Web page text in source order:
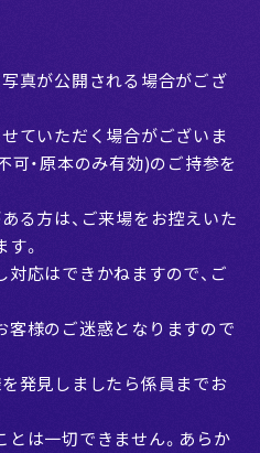
真が公開される場合がござ
ていただく場合がございま
可・原本のみ有効)のご持参を
る方は、ご来場をお控えいた
。
応はできかねますので、ご
様のご迷惑となりますので
発見しましたら係員までお
は一切できません。あらか